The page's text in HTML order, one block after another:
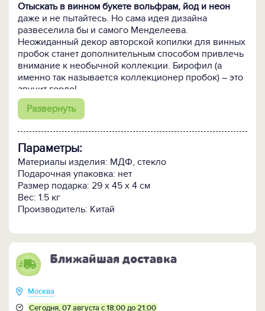
Отыскать в винном букете вольфрам, йод и неон
даже и не пытайтесь. Но сама идея дизайна
развеселила бы и самого Менделеева.
Неожиданный декор авторской копилки для винных
пробок станет дополнительным способом привлечь
внимание к необычной коллекции. Бирофил (а
именно так называется коллекционер пробок) – это
звучит гордо!
Пробки от коллекционных и марочных вин
особенности ограниченного выпуска. А ещё пробки
помогают сохранить воспоминания о событии, в
честь которого была вскрыта бутылка с
драгоценным напитком.
Как только копилка наполнится доверху,
процессе коллекционирования из пробок можно
создавать собственные шедевры интерьерного
декора: фоторамки, панно, кашпо, вазы, игрушки и
всё, на что хватает фантазии. Если не хватает
собственной, выручат мастер-классы умельцев
hand-made.
Развернуть
Параметры:
Материалы изделия: МДФ, стекло
Подарочная упаковка: нет
Размер подарка: 29 х 45 х 4 см
Вес: 1.5 кг
Производитель: Китай
Ближайшая доставка
Москва
Сегодня, 07 августа с 18:00 до 21:00